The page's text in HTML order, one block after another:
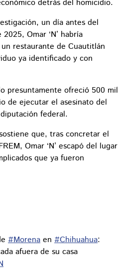
detrás del homicidio.
un día antes del
Omar ‘N’ habría
restaurante de Cuautitlán
ya identificado y con
presuntamente ofreció 500 mil
de ejecutar el asesinato del
federal.
que, tras concretar el
Omar ‘N’ escapó del lugar
que ya fueron
#Morena en #Chihuahua:
afuera de su casa